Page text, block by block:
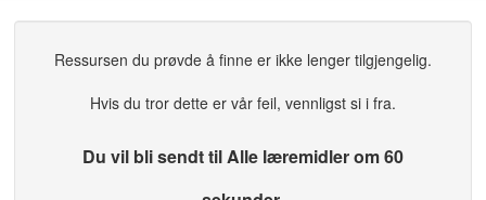
Ressursen du prøvde å finne er ikke lenger tilgjengelig.
Hvis du tror dette er vår feil, vennligst si i fra.
Du vil bli sendt til Alle læremidler om 60